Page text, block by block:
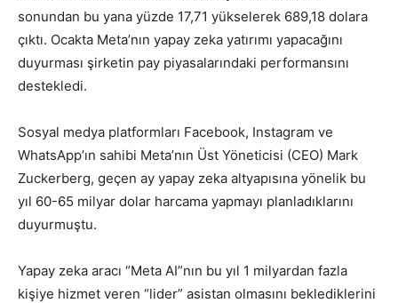
sonundan bu yana yüzde 17,71 yükselerek 689,18 dolara
çıktı. Ocakta Meta’nın yapay zeka yatırımı yapacağını
duyurması şirketin pay piyasalarındaki performansını
destekledi.
Sosyal medya platformları Facebook, Instagram ve
WhatsApp’ın sahibi Meta’nın Üst Yöneticisi (CEO) Mark
Zuckerberg, geçen ay yapay zeka altyapısına yönelik bu
yıl 60-65 milyar dolar harcama yapmayı planladıklarını
duyurmuştu.
Yapay zeka aracı “Meta AI”nın bu yıl 1 milyardan fazla
kişiye hizmet veren “lider” asistan olmasını beklediklerini